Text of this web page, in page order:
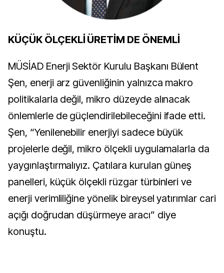
KÜÇÜK ÖLÇEKLİ ÜRETİM DE ÖNEMLİ
MÜSİAD Enerji Sektör Kurulu Başkanı Bülent
Şen, enerji arz güvenliğinin yalnızca makro
politikalarla değil, mikro düzeyde alınacak
önlemlerle de güçlendirilebileceğini ifade etti.
Şen, “Yenilenebilir enerjiyi sadece büyük
projelerle değil, mikro ölçekli uygulamalarla da
yaygınlaştırmalıyız. Çatılara kurulan güneş
panelleri, küçük ölçekli rüzgar türbinleri ve
enerji verimliliğine yönelik bireysel yatırımlar cari
açığı doğrudan düşürmeye aracı” diye
konuştu.